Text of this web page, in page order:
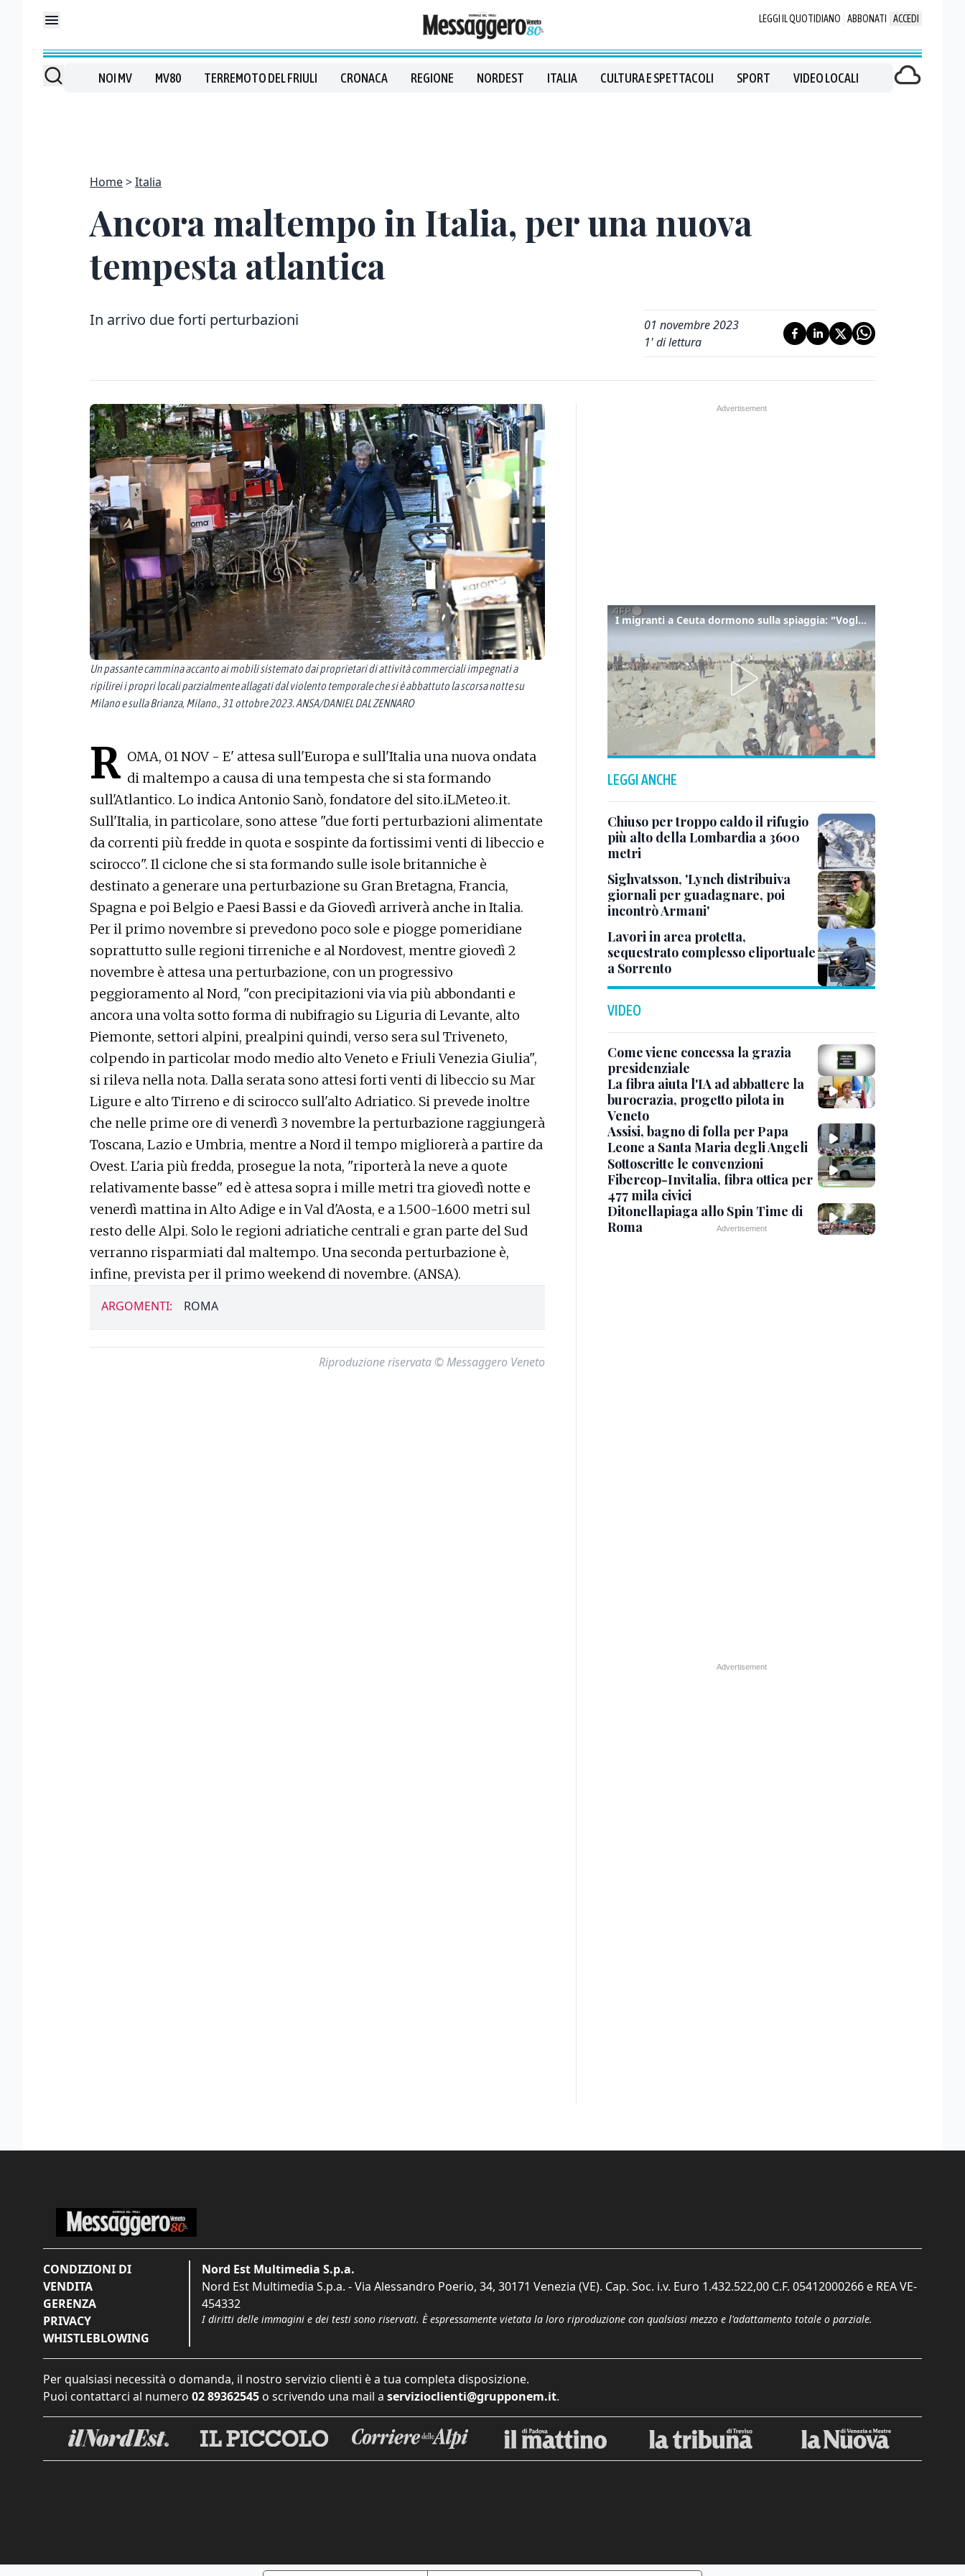
LEGGI IL QUOTIDIANO ABBONATI ACCEDI
NOI MV MV80 TERREMOTO DEL FRIULI CRONACA REGIONE NORDEST ITALIA CULTURA E SPETTACOLI SPORT VIDEO LOCALI
Home Italia
Ancora maltempo in Italia, per una nuova
tempesta atlantica
In arrivo due forti perturbazioni
01 novembre 2023
1' di lettura
Un passante cammina accanto ai mobili sistemato dai proprietari di attività commerciali impegnati a
ripilirei i propri locali parzialmente allagati dal violento temporale che si è abbattuto la scorsa notte su
Milano e sulla Brianza, Milano., 31 ottobre 2023. ANSA/DANIEL DAL ZENNARO
R OMA, 01 NOV - E' attesa sull'Europa e sull'Italia una nuova ondata
di maltempo a causa di una tempesta che si sta formando
sull'Atlantico. Lo indica Antonio Sanò, fondatore del sito.iLMeteo.it.
Sull'Italia, in particolare, sono attese "due forti perturbazioni alimentate
da correnti più fredde in quota e sospinte da fortissimi venti di libeccio e
scirocco". Il ciclone che si sta formando sulle isole britanniche è
destinato a generare una perturbazione su Gran Bretagna, Francia,
Spagna e poi Belgio e Paesi Bassi e da Giovedì arriverà anche in Italia.
Per il primo novembre si prevedono poco sole e piogge pomeridiane
soprattutto sulle regioni tirreniche e al Nordovest, mentre giovedì 2
novembre è attesa una perturbazione, con un progressivo
peggioramento al Nord, "con precipitazioni via via più abbondanti e
ancora una volta sotto forma di nubifragio su Liguria di Levante, alto
Piemonte, settori alpini, prealpini quindi, verso sera sul Triveneto,
colpendo in particolar modo medio alto Veneto e Friuli Venezia Giulia",
si rileva nella nota. Dalla serata sono attesi forti venti di libeccio su Mar
Ligure e alto Tirreno e di scirocco sull'alto Adriatico. Si prevede inoltre
che nelle prime ore di venerdì 3 novembre la perturbazione raggiungerà
Toscana, Lazio e Umbria, mentre a Nord il tempo migliorerà a partire da
Ovest. L'aria più fredda, prosegue la nota, "riporterà la neve a quote
relativamente basse" ed è attesa sopra i mille metri tra giovedì notte e
venerdì mattina in Alto Adige e in Val d'Aosta, e a 1.500-1.600 metri sul
resto delle Alpi. Solo le regioni adriatiche centrali e gran parte del Sud
verranno risparmiati dal maltempo. Una seconda perturbazione è,
infine, prevista per il primo weekend di novembre. (ANSA).
ARGOMENTI: ROMA
Riproduzione riservata © Messaggero Veneto
I migranti a Ceuta dormono sulla spiaggia: "Vogliamo entrare in Europa"
LEGGI ANCHE
Chiuso per troppo caldo il rifugio
più alto della Lombardia a 3600
metri
Sighvatsson, 'Lynch distribuiva
giornali per guadagnare, poi
incontrò Armani'
Lavori in area protetta,
sequestrato complesso eliportuale
a Sorrento
VIDEO
Come viene concessa la grazia
presidenziale
La fibra aiuta l'IA ad abbattere la
burocrazia, progetto pilota in
Veneto
Assisi, bagno di folla per Papa
Leone a Santa Maria degli Angeli
Sottoscritte le convenzioni
Fibercop-Invitalia, fibra ottica per
477 mila civici
Ditonellapiaga allo Spin Time di
Roma
CONDIZIONI DI
VENDITA
GERENZA
PRIVACY
WHISTLEBLOWING
Nord Est Multimedia S.p.a.
Nord Est Multimedia S.p.a. - Via Alessandro Poerio, 34, 30171 Venezia (VE). Cap. Soc. i.v. Euro 1.432.522,00 C.F. 05412000266 e REA VE-
454332
I diritti delle immagini e dei testi sono riservati. È espressamente vietata la loro riproduzione con qualsiasi mezzo e l'adattamento totale o parziale.
Per qualsiasi necessità o domanda, il nostro servizio clienti è a tua completa disposizione.
Puoi contattarci al numero 02 89362545 o scrivendo una mail a servizioclienti@grupponem.it.